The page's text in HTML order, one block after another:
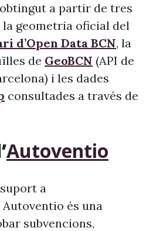
obtingut a partir de tres
geometria oficial del
d’Open Data BCN, la
de GeoBCN (API de
i les dades
consultades a través de
Autoventio
a
és una
subvencions,